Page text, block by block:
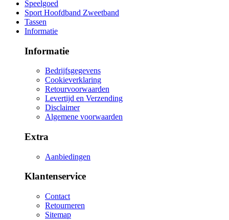
Speelgoed
Sport Hoofdband Zweetband
Tassen
Informatie
Informatie
Bedrijfsgegevens
Cookieverklaring
Retourvoorwaarden
Levertijd en Verzending
Disclaimer
Algemene voorwaarden
Extra
Aanbiedingen
Klantenservice
Contact
Retourneren
Sitemap